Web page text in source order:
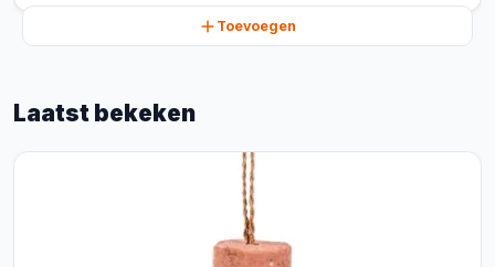
Toevoegen
Laatst bekeken